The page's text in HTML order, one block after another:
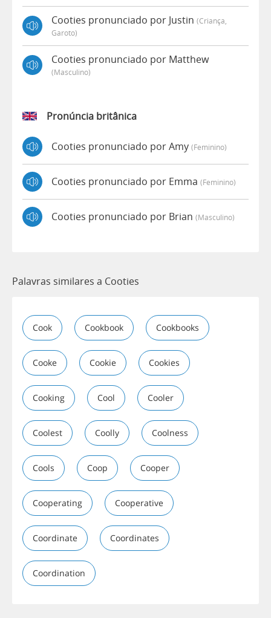
Cooties pronunciado por Justin (criança,
Garoto)
Cooties pronunciado por Matthew
(masculino)
Pronúncia britânica
Cooties pronunciado por Amy (feminino)
Cooties pronunciado por Emma (feminino)
Cooties pronunciado por Brian (masculino)
Palavras similares a Cooties
Cook Cookbook Cookbooks
Cooke Cookie Cookies
Cooking Cool Cooler
Coolest Coolly Coolness
Cools Coop Cooper
Cooperating Cooperative
Coordinate Coordinates
Coordination